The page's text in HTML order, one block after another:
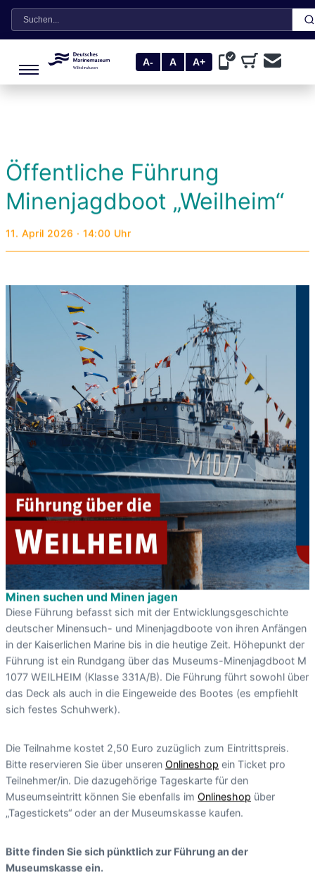
Suche
A- A A+
Öffentliche Führung
Minenjagdboot „Weilheim“
11. April 2026 · 14:00 Uhr
Minen suchen und Minen jagen
Diese Führung befasst sich mit der Entwicklungsgeschichte
deutscher Minensuch- und Minenjagdboote von ihren Anfängen
in der Kaiserlichen Marine bis in die heutige Zeit. Höhepunkt der
Führung ist ein Rundgang über das Museums-Minenjagdboot M
1077 WEILHEIM (Klasse 331A/B). Die Führung führt sowohl über
das Deck als auch in die Eingeweide des Bootes (es empfiehlt
sich festes Schuhwerk).
Die Teilnahme kostet 2,50 Euro zuzüglich zum Eintrittspreis.
Bitte reservieren Sie über unseren Onlineshop ein Ticket pro
Teilnehmer/in. Die dazugehörige Tageskarte für den
Museumseintritt können Sie ebenfalls im Onlineshop über
„Tagestickets“ oder an der Museumskasse kaufen.
Bitte finden Sie sich pünktlich zur Führung an der
Museumskasse ein.